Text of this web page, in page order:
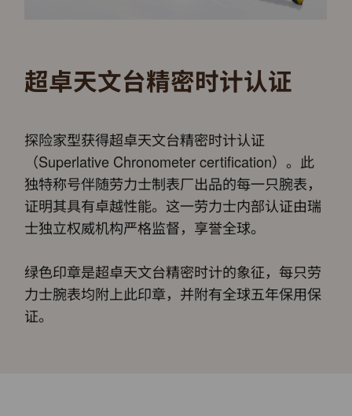
超卓天文台精密时计认证
探险家型获得超卓天文台精密时计认证
（Superlative Chronometer certification）。此
独特称号伴随劳力士制表厂出品的每一只腕表，
证明其具有卓越性能。这一劳力士内部认证由瑞
士独立权威机构严格监督，享誉全球。
绿色印章是超卓天文台精密时计的象征，每只劳
力士腕表均附上此印章，并附有全球五年保用保
证。